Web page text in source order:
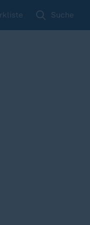
Suche